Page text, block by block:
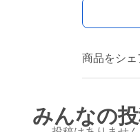
商品をシェ
みんなの